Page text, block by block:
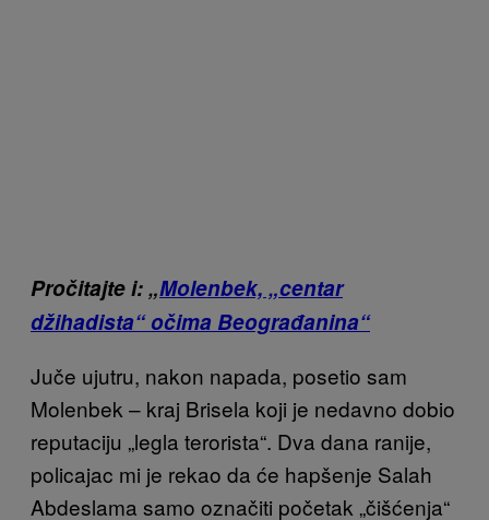
Pročitajte i: „Molenbek, „centar
džihadista“ očima Beograđanina“
Juče ujutru, nakon napada, posetio sam
Molenbek – kraj Brisela koji je nedavno dobio
reputaciju „legla terorista“. Dva dana ranije,
policajac mi je rekao da će hapšenje Salah
Abdeslama samo označiti početak „čišćenja“